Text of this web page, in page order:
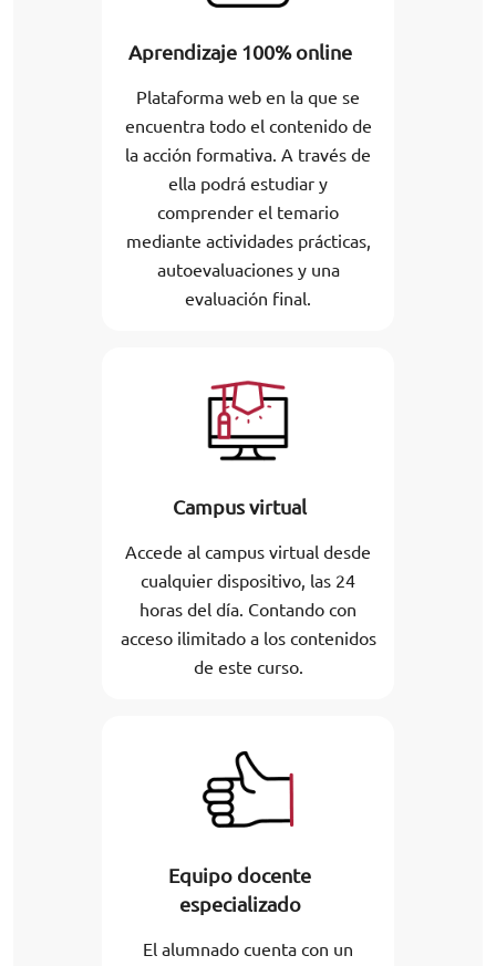
Aprendizaje 100% online
Plataforma web en la que se
encuentra todo el contenido de
la acción formativa. A través de
ella podrá estudiar y
comprender el temario
mediante actividades prácticas,
autoevaluaciones y una
evaluación final.
Campus virtual
Accede al campus virtual desde
cualquier dispositivo, las 24
horas del día. Contando con
acceso ilimitado a los contenidos
de este curso.
Equipo docente
especializado
El alumnado cuenta con un